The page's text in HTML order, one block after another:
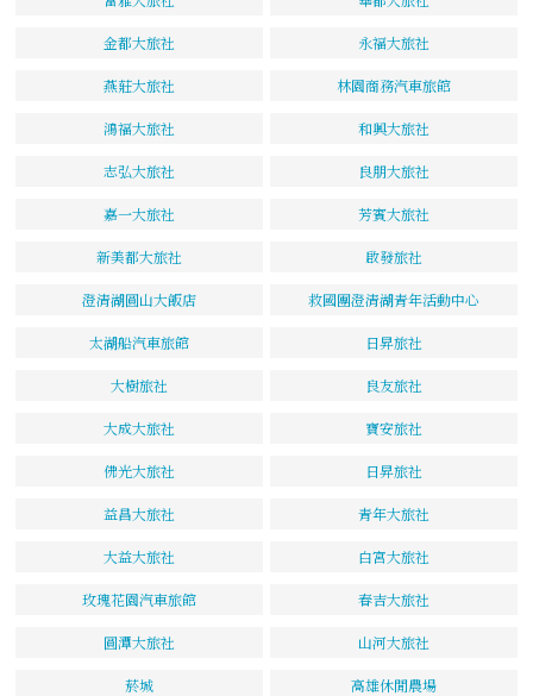
金都大旅社 永福大旅社
燕莊大旅社 林園商務汽車旅館
鴻福大旅社 和興大旅社
志弘大旅社 良朋大旅社
嘉一大旅社 芳賓大旅社
新美都大旅社 啟發旅社
澄清湖圓山大飯店 救國團澄清湖青年活動中心
太湖船汽車旅館 日昇旅社
大樹旅社 良友旅社
大成大旅社 寶安旅社
佛光大旅社 日昇旅社
益昌大旅社 青年大旅社
大益大旅社 白宮大旅社
玫瑰花園汽車旅館 春吉大旅社
圓潭大旅社 山河大旅社
菸城 高雄休閒農場